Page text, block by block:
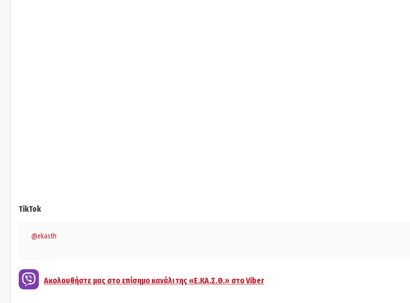
TikTok
@ekasth
Ακολουθήστε μας στο επίσημο κανάλι της «Ε.ΚΑ.Σ.Θ.» στο Viber